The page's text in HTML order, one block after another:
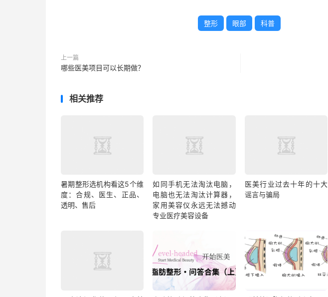
整形 眼部 科普
上一篇
哪些医美项目可以长期做？
相关推荐
暑期整形选机构看这5个维
度：合规、医生、正品、
透明、售后
如同手机无法淘汰电脑，
电脑也无法淘汰计算器，
家用美容仪永远无法撼动
专业医疗美容设备
医美行业过去十年的十大
谣言与骗局